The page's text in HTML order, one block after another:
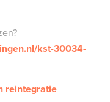
kst-30034-
reintegratie